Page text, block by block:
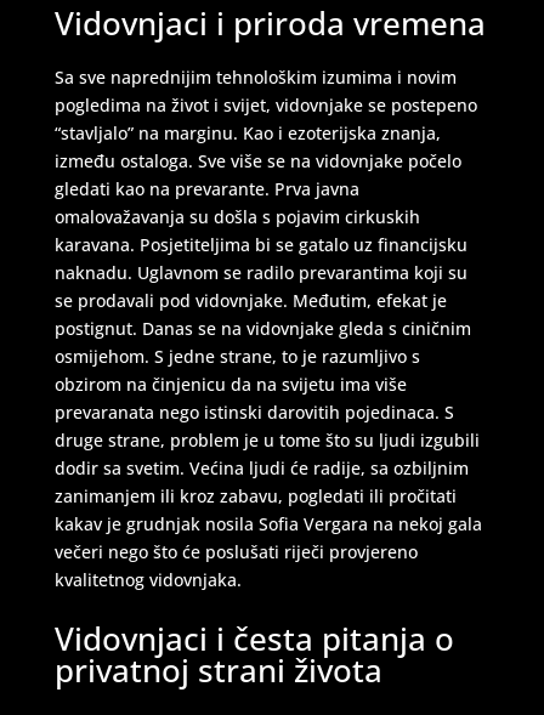
Vidovnjaci i priroda vremena
Sa sve naprednijim tehnološkim izumima i novim
pogledima na život i svijet, vidovnjake se postepeno
“stavljalo” na marginu. Kao i ezoterijska znanja,
između ostaloga. Sve više se na vidovnjake počelo
gledati kao na prevarante. Prva javna
omalovažavanja su došla s pojavim cirkuskih
karavana. Posjetiteljima bi se gatalo uz financijsku
naknadu. Uglavnom se radilo prevarantima koji su
se prodavali pod vidovnjake. Međutim, efekat je
postignut. Danas se na vidovnjake gleda s ciničnim
osmijehom. S jedne strane, to je razumljivo s
obzirom na činjenicu da na svijetu ima više
prevaranata nego istinski darovitih pojedinaca. S
druge strane, problem je u tome što su ljudi izgubili
dodir sa svetim. Većina ljudi će radije, sa ozbiljnim
zanimanjem ili kroz zabavu, pogledati ili pročitati
kakav je grudnjak nosila Sofia Vergara na nekoj gala
večeri nego što će poslušati riječi provjereno
kvalitetnog vidovnjaka.
Vidovnjaci i česta pitanja o
privatnoj strani života